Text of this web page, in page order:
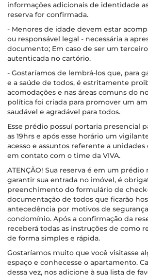
informações adicionais de identidade
reserva for confirmada.
- Menores de idade devem estar
ou responsável legal - necessária a
documento; Em caso de ser um
autenticada no cartório.
- Gostaríamos de lembrá-los que, para
e a saúde de todos, é estritamente
acomodações e nas áreas comuns do
política foi criada para promover um
saudável e agradável para todos.
Esse prédio possuí portaria presencial
as 19hrs e após esse horário um
acesso e assuntos referente a
em contato com o time da VIVA.
ATENÇÃO! Sua reserva é em um prédio
garantir sua entrada no imóvel, é
preenchimento do formulário de
documentação de todos que ficarão
antecedência por motivos de
condomínio. Após a confirmação da
receberá todas as instruções de como
de forma simples e rápida.
Gostaríamos muito que você visitasse
espaço e conhecesse o apartamento.
dessa vez, nos adicione à sua lista de